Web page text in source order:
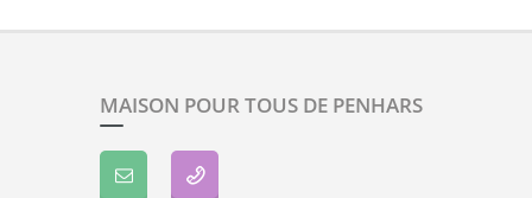
MAISON POUR TOUS DE PENHARS